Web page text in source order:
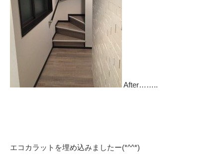
After……..
エコカラットを埋め込みましたー(*^^*)